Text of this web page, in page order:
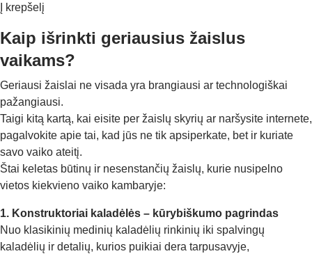
Į krepšelį
Kaip išrinkti geriausius žaislus
vaikams?
Geriausi žaislai ne visada yra brangiausi ar technologiškai
pažangiausi.
Taigi kitą kartą, kai eisite per žaislų skyrių ar naršysite internete,
pagalvokite apie tai, kad jūs ne tik apsiperkate, bet ir kuriate
savo vaiko ateitį.
Štai keletas būtinų ir nesenstančių žaislų, kurie nusipelno
vietos kiekvieno vaiko kambaryje:
1. Konstruktoriai kaladėlės – kūrybiškumo pagrindas
Nuo klasikinių medinių kaladėlių rinkinių iki spalvingų
kaladėlių ir detalių, kurios puikiai dera tarpusavyje,